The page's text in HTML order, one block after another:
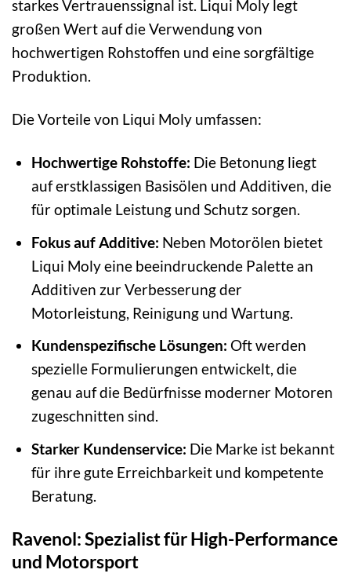
starkes Vertrauenssignal ist. Liqui Moly legt
großen Wert auf die Verwendung von
hochwertigen Rohstoffen und eine sorgfältige
Produktion.
Die Vorteile von Liqui Moly umfassen:
Hochwertige Rohstoffe: Die Betonung liegt
auf erstklassigen Basisölen und Additiven, die
für optimale Leistung und Schutz sorgen.
Fokus auf Additive: Neben Motorölen bietet
Liqui Moly eine beeindruckende Palette an
Additiven zur Verbesserung der
Motorleistung, Reinigung und Wartung.
Kundenspezifische Lösungen: Oft werden
spezielle Formulierungen entwickelt, die
genau auf die Bedürfnisse moderner Motoren
zugeschnitten sind.
Starker Kundenservice: Die Marke ist bekannt
für ihre gute Erreichbarkeit und kompetente
Beratung.
Ravenol: Spezialist für High-Performance
und Motorsport